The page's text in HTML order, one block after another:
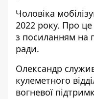
Чоловіка
2022 року. Про
з посиланням на
ради.
Олександр
кулеметного
вогневої